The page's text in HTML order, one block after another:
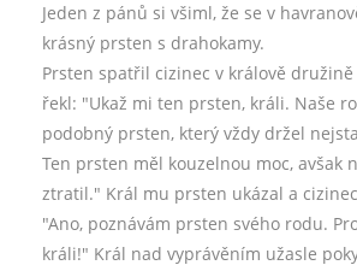
Jeden z pánů si všiml, že se v
krásný prsten s drahokamy.
Prsten spatřil cizinec v králově
řekl: "Ukaž mi ten prsten, králi. Naše
podobný prsten, který vždy držel
Ten prsten měl kouzelnou moc, avšak
ztratil." Král mu prsten ukázal a
"Ano, poznávám prsten svého rodu.
králi!" Král nad vyprávěním užasle